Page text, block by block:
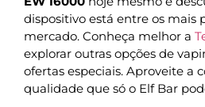
dispositivo está entre os mais
mercado. Conheça melhor a
explorar outras opções de
ofertas especiais. Aproveite a
qualidade que só o Elf Bar